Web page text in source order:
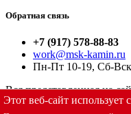
Обратная связь
+7 (917) 578-88-83
work@msk-kamin.ru
Пн-Пт 10-19, Сб-
Вся представленная на
технических
Этот веб-сайт использует